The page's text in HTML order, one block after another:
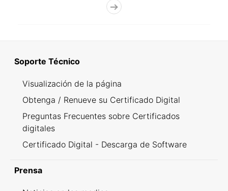
Soporte Técnico
Visualización de la página
Obtenga / Renueve su Certificado Digital
Preguntas Frecuentes sobre Certificados
digitales
Certificado Digital - Descarga de Software
Prensa